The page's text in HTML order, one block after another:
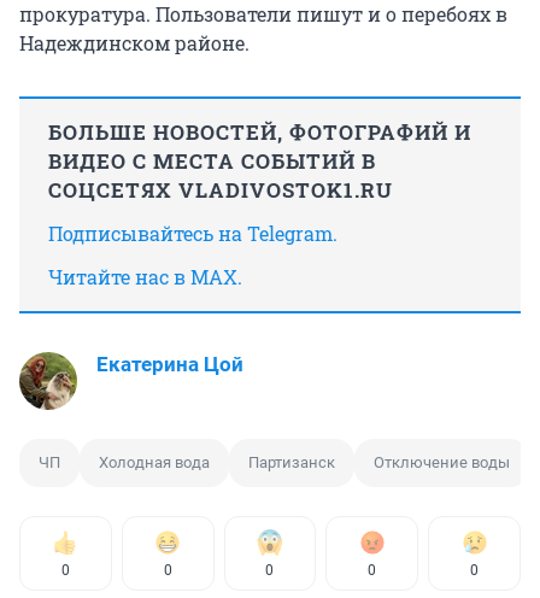
прокуратура. Пользователи пишут и о перебоях в
Надеждинском районе.
БОЛЬШЕ НОВОСТЕЙ, ФОТОГРАФИЙ И
ВИДЕО С МЕСТА СОБЫТИЙ В
СОЦСЕТЯХ VLADIVOSTOK1.RU
Подписывайтесь на Telegram.
Читайте нас в MAX.
Екатерина Цой
ЧП Холодная вода Партизанск Отключение воды
0 0 0 0 0